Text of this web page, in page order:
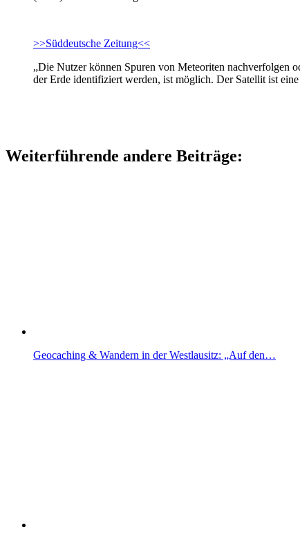
>>Süddeutsche Zeitung<<
„Die Nutzer können Spuren von Meteoriten nachverfolgen
der Erde identifiziert werden, ist möglich. Der Satellit ist
Weiterführende andere Beiträge:
Geocaching & Wandern in der Westlausitz: „Auf den…